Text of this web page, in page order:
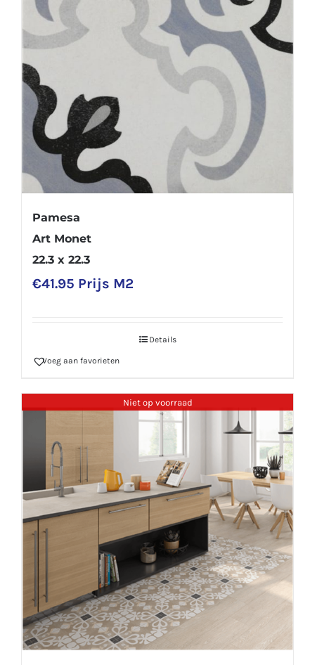
Pamesa
Art Monet
22.3 x 22.3
€41.95 Prijs M2
Details
Voeg aan favorieten
Niet op voorraad